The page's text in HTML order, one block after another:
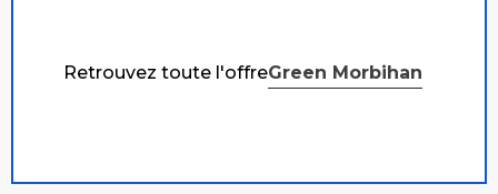
Retrouvez toute l'offreGreen Morbihan